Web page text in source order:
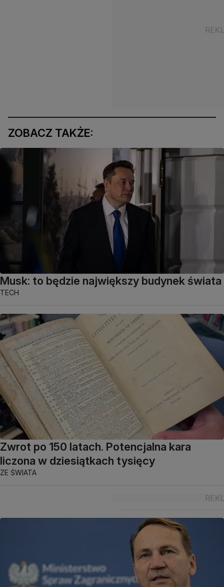
ZOBACZ TAKŻE:
Musk: to będzie największy budynek świata
TECH
Zwrot po 150 latach. Potencjalna kara
liczona w dziesiątkach tysięcy
ZE ŚWIATA